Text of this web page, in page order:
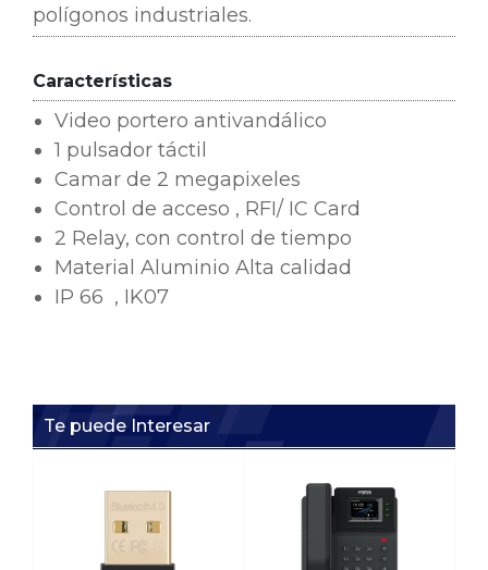
polígonos industriales.
Características
Video portero antivandálico
1 pulsador táctil
Camar de 2 megapixeles
Control de acceso , RFI/ IC Card
2 Relay, con control de tiempo
Material Aluminio Alta calidad
IP 66 , IK07
Te puede Interesar